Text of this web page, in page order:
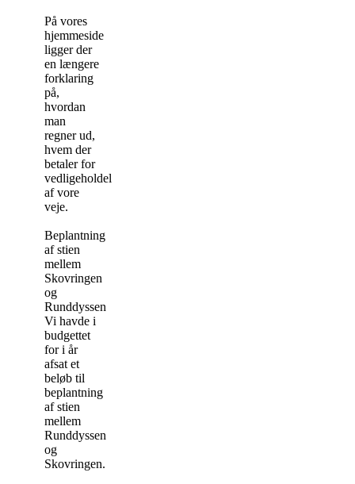
På vores
hjemmeside
ligger der
en længere
forklaring
på,
hvordan
man
regner ud,
hvem der
betaler for
vedligeholdelsen
af vore
veje.
Beplantning
af stien
mellem
Skovringen
og
Runddyssen
Vi havde i
budgettet
for i år
afsat et
beløb til
beplantning
af stien
mellem
Runddyssen
og
Skovringen.